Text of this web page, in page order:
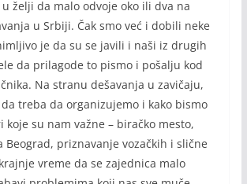
želji da malo odvoje oko ili dva na
u Srbiji. Čak smo već i dobili neke
je da su se javili i naši iz drugih
da prilagode to pismo i pošalju kod
Na stranu dešavanja u zavičaju,
treba da organizujemo i kako bismo
koje su nam važne – biračko mesto,
Beograd, priznavanje vozačkih i slične
vreme da se zajednica malo